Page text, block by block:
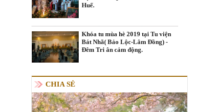
Huế.
Khóa tu mùa hè 2019 tại Tu viện
Bát Nhã( Bảo Lộc-Lâm Đồng) -
Đêm Tri ân cảm động.
CHIA SẺ